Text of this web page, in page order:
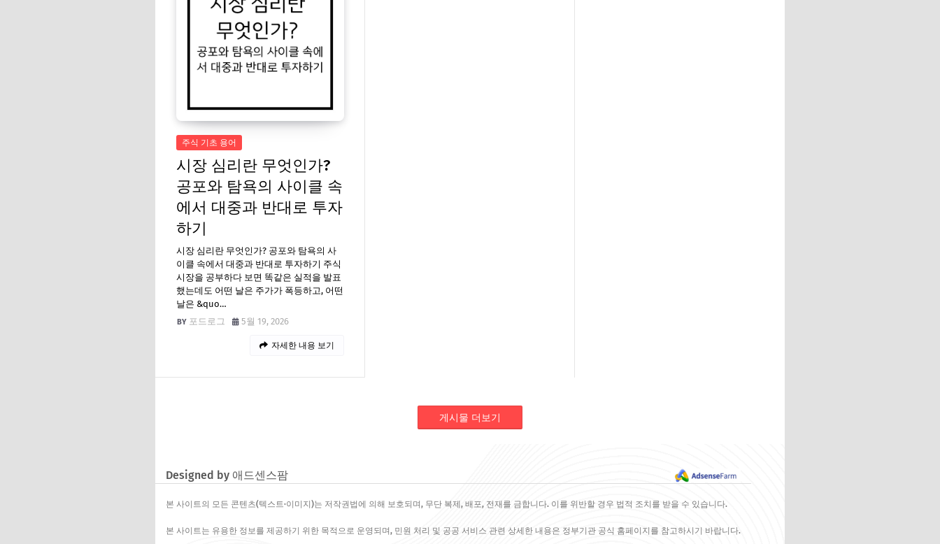
주식 기초 용어
시장 심리란 무엇인가?
공포와 탐욕의 사이클 속
에서 대중과 반대로 투자
하기
시장 심리란 무엇인가? 공포와 탐욕의 사
이클 속에서 대중과 반대로 투자하기 주식
시장을 공부하다 보면 똑같은 실적을 발표
했는데도 어떤 날은 주가가 폭등하고, 어떤
날은 &quo…
포드로그
5월 19, 2026
자세한 내용 보기
게시물 더보기
Designed by 애드센스팜
본 사이트의 모든 콘텐츠(텍스트·이미지)는 저작권법에 의해 보호되며, 무단 복제, 배포, 전재를 금합니다. 이를 위반할 경우 법적 조치를 받을 수 있습니다.
본 사이트는 유용한 정보를 제공하기 위한 목적으로 운영되며, 민원 처리 및 공공 서비스 관련 상세한 내용은 정부기관 공식 홈페이지를 참고하시기 바랍니다.